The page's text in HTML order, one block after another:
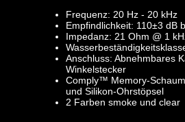
Frequenz: 20 Hz - 20 kHz
Empfindlichkeit: 110±3 dB
Impedanz: 21 Ohm @ 1
Anschluss: Abnehmbares
Winkelstecker
Comply™ Memory-
und Silikon-Ohrstöpsel
2 Farben smoke und clear